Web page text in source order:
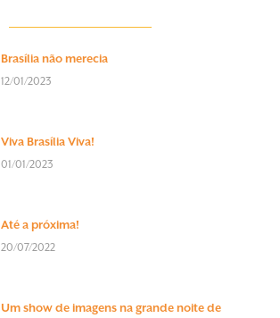
Brasília não merecia
12/01/2023
Viva Brasília Viva!
01/01/2023
Até a próxima!
20/07/2022
Um show de imagens na grande noite de